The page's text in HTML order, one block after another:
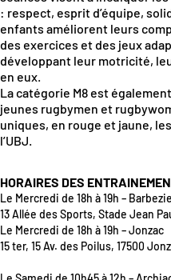
: respect, esprit d’équipe,
enfants améliorent leurs
des exercices et des jeux
développant leur motricité,
en eux.
La catégorie M8 est
jeunes rugbymen et
uniques, en rouge et jaune,
l’UBJ.
HORAIRES DES
Le Mercredi de 18h à 19h –
13 Allée des Sports, Stade Jean
Le Mercredi de 18h à 19h – Jonzac
15 ter, 15 Av. des Poilus, 17500